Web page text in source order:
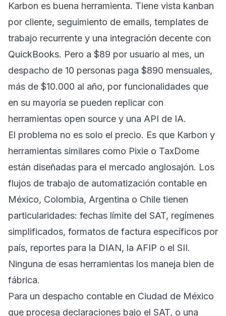
Karbon es buena herramienta. Tiene vista kanban
por cliente, seguimiento de emails, templates de
trabajo recurrente y una integración decente con
QuickBooks. Pero a $89 por usuario al mes, un
despacho de 10 personas paga $890 mensuales,
más de $10.000 al año, por funcionalidades que
en su mayoría se pueden replicar con
herramientas open source y una API de IA.
El problema no es solo el precio. Es que Karbon y
herramientas similares como Pixie o TaxDome
están diseñadas para el mercado anglosajón. Los
flujos de trabajo de automatización contable en
México, Colombia, Argentina o Chile tienen
particularidades: fechas límite del SAT, regímenes
simplificados, formatos de factura específicos por
país, reportes para la DIAN, la AFIP o el SII.
Ninguna de esas herramientas los maneja bien de
fábrica.
Para un despacho contable en Ciudad de México
que procesa declaraciones bajo el SAT, o una